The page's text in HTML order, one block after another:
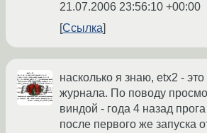
21.07.2006 23:56:10 +00:00
Ссылка
насколько я знаю, etx2 -
журнала. По поводу
виндой - года 4 назад
после первого же запуска